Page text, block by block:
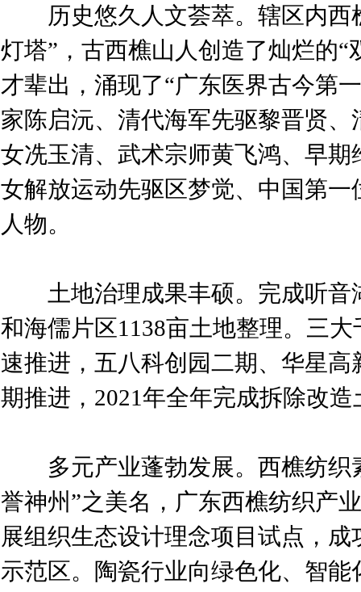
历史悠久人文荟萃。辖区内西
灯塔”，古西樵山人创造了灿烂的“
才辈出，涌现了“广东医界古今第
家陈启沅、清代海军先驱黎晋贤
女冼玉清、武术宗师黄飞鸿、早
女解放运动先驱区梦觉、中国第
人物。
土地治理成果丰硕。完成听音
和海儒片区1138亩土地整理。三
速推进，五八科创园二期、华星
期推进，2021年全年完成拆除改造
多元产业蓬勃发展。西樵纺织
誉神州”之美名，广东西樵纺织产
展组织生态设计理念项目试点，
示范区。陶瓷行业向绿色化、智